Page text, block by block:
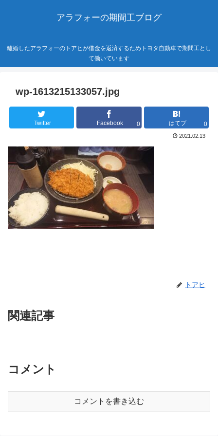
アラフォーの期間工ブログ
離婚したアラフォーのトアヒが借金を返済するためトヨタ自動車で期間工とし
て働いています
wp-1613215133057.jpg
Twitter Facebook 0 はてブ 0
2021.02.13
トアヒ
関連記事
コメント
コメントを書き込む